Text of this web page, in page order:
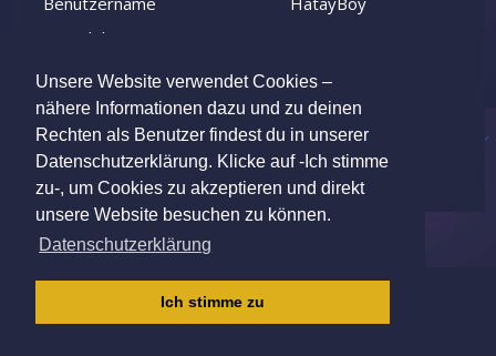
Unsere Website verwendet Cookies –
nähere Informationen dazu und zu deinen
Rechten als Benutzer findest du in unserer
Datenschutzerklärung. Klicke auf -Ich stimme
zu-, um Cookies zu akzeptieren und direkt
unsere Website besuchen zu können.
Datenschutzerklärung
Ich stimme zu
Ich bin
Ich suche
eine Frau
Alter
39 Jahre alt
Wohnort
Solingen, Germany
|AGB|DATENSCHUTZ
KINDERSCHUTZRICHTLINIE